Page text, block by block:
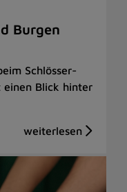
Burgen
Schlösser-
einen Blick hinter